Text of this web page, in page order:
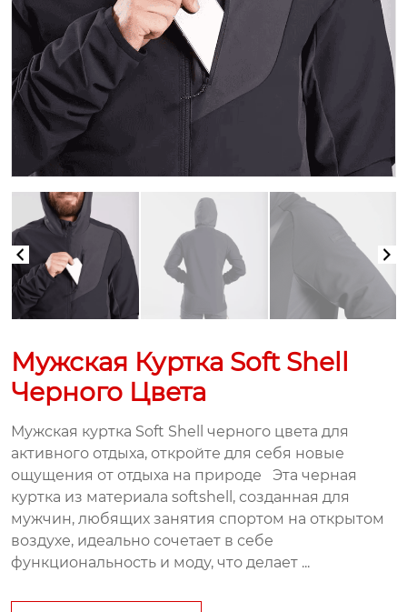
Мужская Куртка Soft Shell
Черного Цвета
Мужская куртка Soft Shell черного цвета для
активного отдыха, откройте для себя новые
ощущения от отдыха на природе Эта черная
куртка из материала softshell, созданная для
мужчин, любящих занятия спортом на открытом
воздухе, идеально сочетает в себе
функциональность и моду, что делает ...